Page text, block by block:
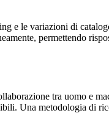
e le variazioni di
permettendo
tra uomo e
Una metodologia di